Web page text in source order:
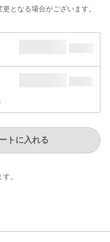
となる場合がございます。
トに入れる
。